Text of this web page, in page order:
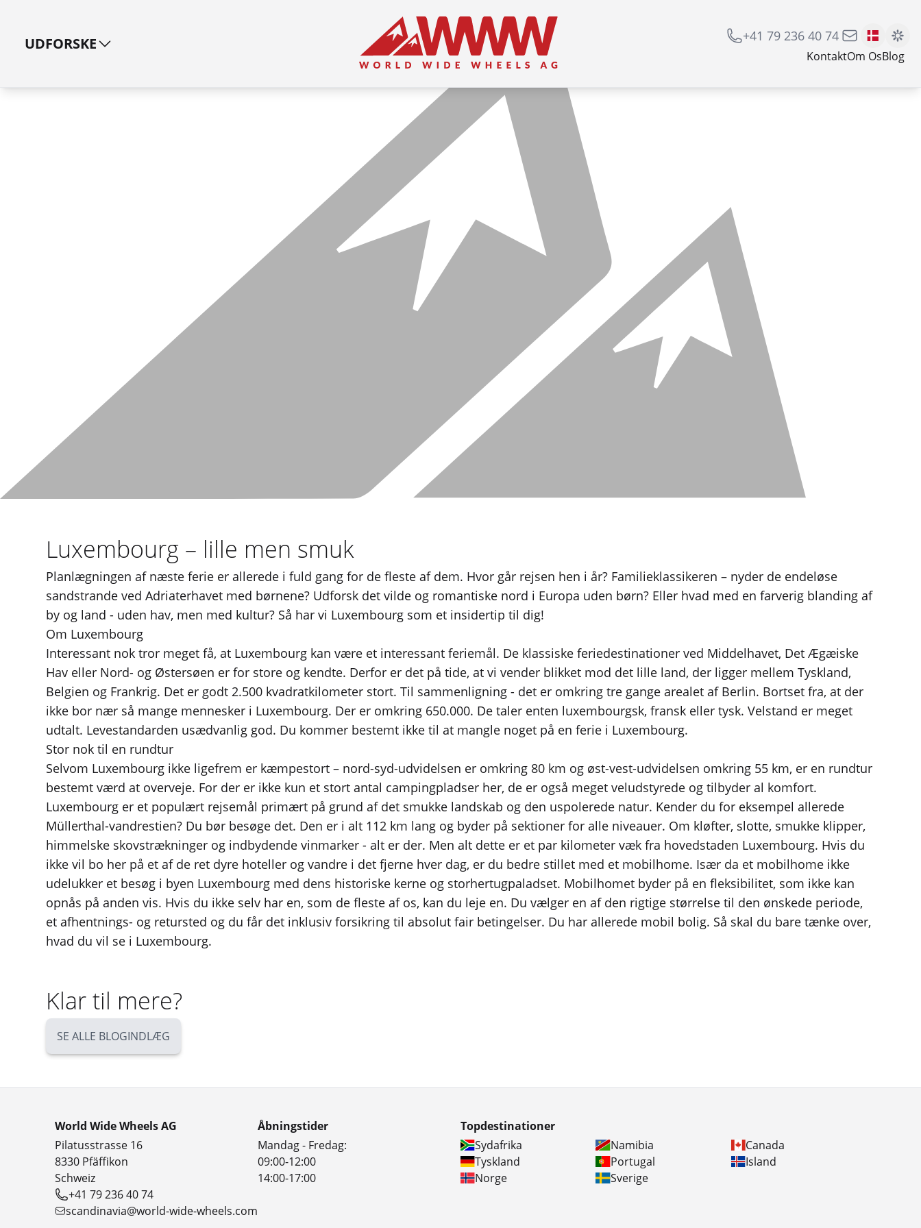
UDFORSKE +41 79 236 40 74
KontaktOm OsBlog
Luxembourg – lille men smuk
Planlægningen af ​​næste ferie er allerede i fuld gang for de fleste af dem. Hvor går rejsen hen i år? Familieklassikeren – nyder de endeløse
sandstrande ved Adriaterhavet med børnene? Udforsk det vilde og romantiske nord i Europa uden børn? Eller hvad med en farverig blanding af
by og land - uden hav, men med kultur? Så har vi Luxembourg som et insidertip til dig!
Om Luxembourg
Interessant nok tror meget få, at Luxembourg kan være et interessant feriemål. De klassiske feriedestinationer ved Middelhavet, Det Ægæiske
Hav eller Nord- og Østersøen er for store og kendte. Derfor er det på tide, at vi vender blikket mod det lille land, der ligger mellem Tyskland,
Belgien og Frankrig. Det er godt 2.500 kvadratkilometer stort. Til sammenligning - det er omkring tre gange arealet af Berlin. Bortset fra, at der
ikke bor nær så mange mennesker i Luxembourg. Der er omkring 650.000. De taler enten luxembourgsk, fransk eller tysk. Velstand er meget
udtalt. Levestandarden usædvanlig god. Du kommer bestemt ikke til at mangle noget på en ferie i Luxembourg.
Stor nok til en rundtur
Selvom Luxembourg ikke ligefrem er kæmpestort – nord-syd-udvidelsen er omkring 80 km og øst-vest-udvidelsen omkring 55 km, er en rundtur
bestemt værd at overveje. For der er ikke kun et stort antal campingpladser her, de er også meget veludstyrede og tilbyder al komfort.
Luxembourg er et populært rejsemål primært på grund af det smukke landskab og den uspolerede natur. Kender du for eksempel allerede
Müllerthal-vandrestien? Du bør besøge det. Den er i alt 112 km lang og byder på sektioner for alle niveauer. Om kløfter, slotte, smukke klipper,
himmelske skovstrækninger og indbydende vinmarker - alt er der. Men alt dette er et par kilometer væk fra hovedstaden Luxembourg. Hvis du
ikke vil bo her på et af de ret dyre hoteller og vandre i det fjerne hver dag, er du bedre stillet med et mobilhome. Især da et mobilhome ikke
udelukker et besøg i byen Luxembourg med dens historiske kerne og storhertugpaladset. Mobilhomet byder på en fleksibilitet, som ikke kan
opnås på anden vis. Hvis du ikke selv har en, som de fleste af os, kan du leje en. Du vælger en af ​​den rigtige størrelse til den ønskede periode,
et afhentnings- og retursted og du får det inklusiv forsikring til absolut fair betingelser. Du har allerede mobil bolig. Så skal du bare tænke over,
hvad du vil se i Luxembourg.
Klar til mere?
SE ALLE BLOGINDLÆG
World Wide Wheels AG
Pilatusstrasse 16
8330 Pfäffikon
Schweiz
+41 79 236 40 74
scandinavia@world-wide-wheels.com
Åbningstider
Mandag - Fredag:
09:00-12:00
14:00-17:00
Topdestinationer
Sydafrika
Namibia
Canada
Tyskland
Portugal
Island
Norge
Sverige